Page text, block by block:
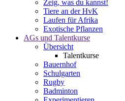
Zeig, was du kannst!
Tiere an der HvK
Laufen für Afrika
Exotische Pflanzen
AGs und Talentkurse
Übersicht
Talentkurse
Bauernhof
Schulgarten
Rugby
Badminton